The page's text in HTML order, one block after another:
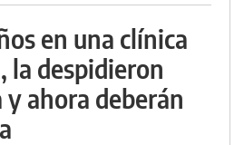
en una clínica
la despidieron
y ahora deberán